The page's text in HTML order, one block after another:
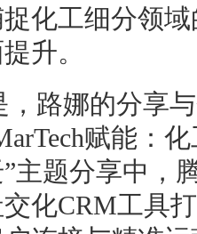
化工细分领
升。
，路娜的分享
赋能：
主题分享中，
化CRM工具